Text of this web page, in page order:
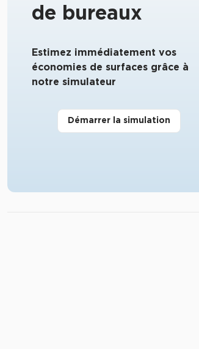
de bureaux
Estimez immédiatement vos
économies de surfaces grâce à
notre simulateur
Démarrer la simulation